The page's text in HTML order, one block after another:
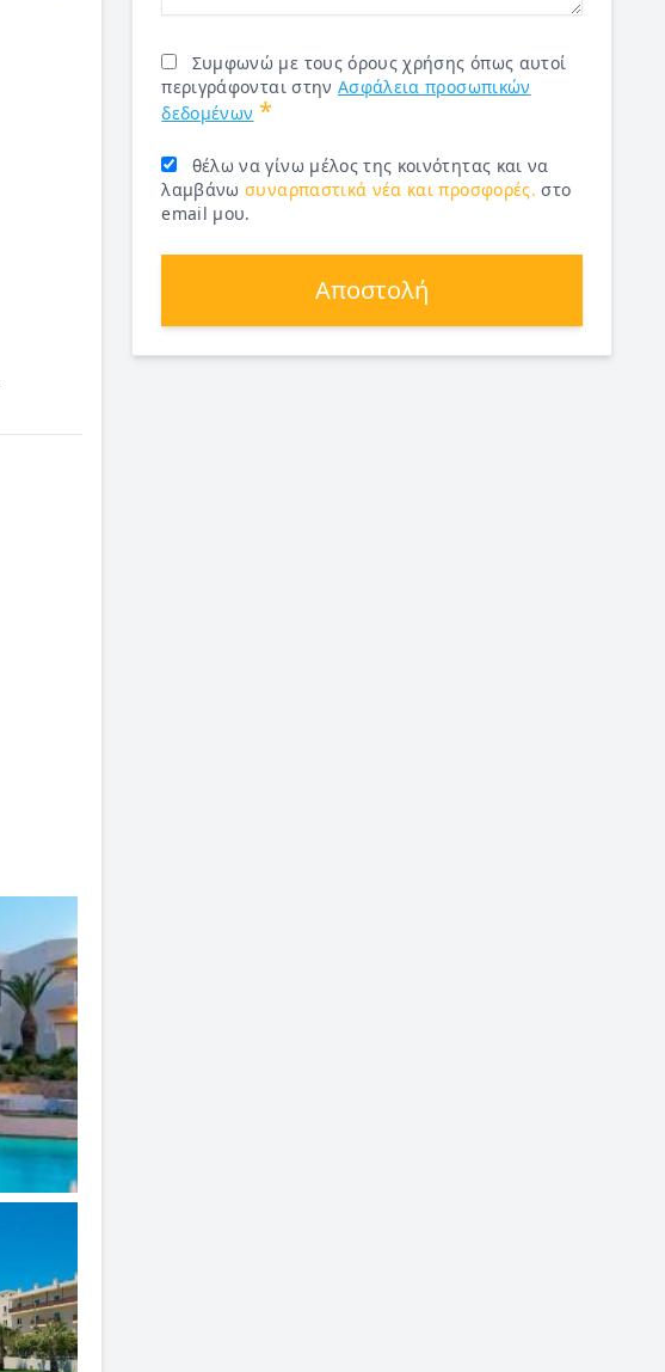
Συμφωνώ με τους όρους χρήσης όπως αυτοί
περιγράφονται στην Ασφάλεια προσωπικών
δεδομένων *
θέλω να γίνω μέλος της κοινότητας και να
λαμβάνωσυναρπαστικά νέα και προσφορές. στο
email μου.
Αποστολή